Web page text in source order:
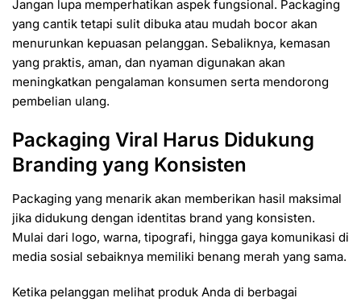
Jangan lupa memperhatikan aspek fungsional. Packaging
yang cantik tetapi sulit dibuka atau mudah bocor akan
menurunkan kepuasan pelanggan. Sebaliknya, kemasan
yang praktis, aman, dan nyaman digunakan akan
meningkatkan pengalaman konsumen serta mendorong
pembelian ulang.
Packaging Viral Harus Didukung
Branding yang Konsisten
Packaging yang menarik akan memberikan hasil maksimal
jika didukung dengan identitas brand yang konsisten.
Mulai dari logo, warna, tipografi, hingga gaya komunikasi di
media sosial sebaiknya memiliki benang merah yang sama.
Ketika pelanggan melihat produk Anda di berbagai